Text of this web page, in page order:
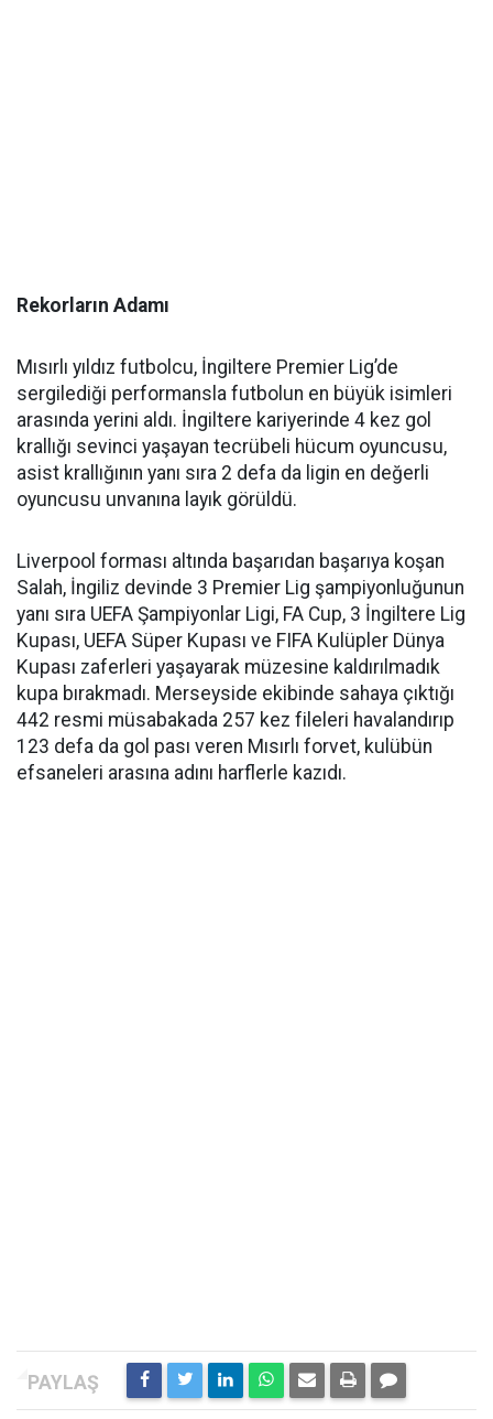
Rekorların Adamı
Mısırlı yıldız futbolcu, İngiltere Premier Lig’de
sergilediği performansla futbolun en büyük isimleri
arasında yerini aldı. İngiltere kariyerinde 4 kez gol
krallığı sevinci yaşayan tecrübeli hücum oyuncusu,
asist krallığının yanı sıra 2 defa da ligin en değerli
oyuncusu unvanına layık görüldü.
Liverpool forması altında başarıdan başarıya koşan
Salah, İngiliz devinde 3 Premier Lig şampiyonluğunun
yanı sıra UEFA Şampiyonlar Ligi, FA Cup, 3 İngiltere Lig
Kupası, UEFA Süper Kupası ve FIFA Kulüpler Dünya
Kupası zaferleri yaşayarak müzesine kaldırılmadık
kupa bırakmadı. Merseyside ekibinde sahaya çıktığı
442 resmi müsabakada 257 kez fileleri havalandırıp
123 defa da gol pası veren Mısırlı forvet, kulübün
efsaneleri arasına adını harflerle kazıdı.